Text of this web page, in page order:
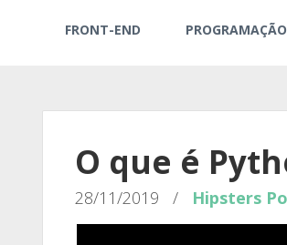
FRONT-END PROGRAMAÇÃO
O que é
28/11/2019 / Hipsters